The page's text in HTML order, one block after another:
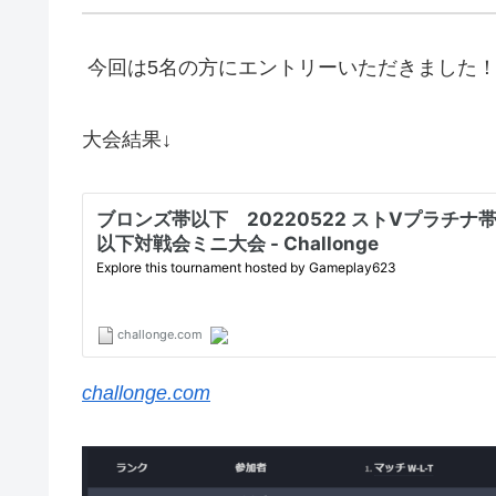
今回は5名の方にエントリーいただきました！
大会結果↓
challonge.com